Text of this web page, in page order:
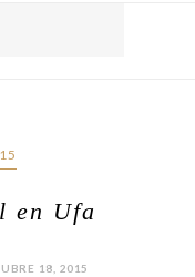
en Ufa
18, 2015